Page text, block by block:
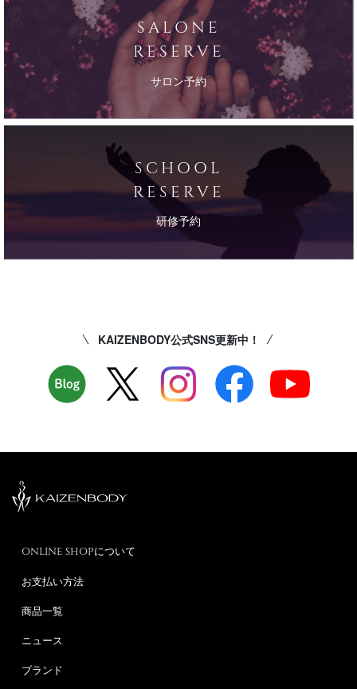
SALONE
RESERVE
サロン予約
SCHOOL
RESERVE
研修予約
KAIZENBODY公式SNS更新中！
ONLINE SHOPについて
お支払い方法
商品一覧
ニュース
ブランド